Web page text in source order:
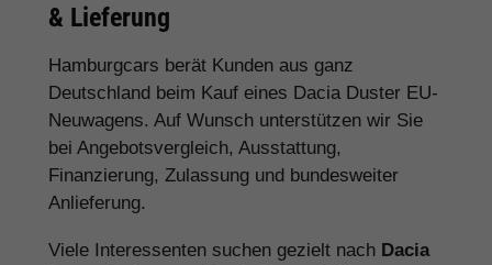
& Lieferung
Hamburgcars berät Kunden aus ganz
Deutschland beim Kauf eines Dacia Duster EU-
Neuwagens. Auf Wunsch unterstützen wir Sie
bei Angebotsvergleich, Ausstattung,
Finanzierung, Zulassung und bundesweiter
Anlieferung.
Viele Interessenten suchen gezielt nach Dacia